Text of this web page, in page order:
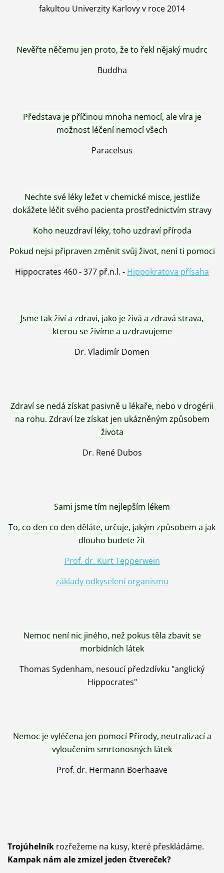
fakultou Univerzity Karlovy v roce 2014
Nevěřte něčemu jen proto, že to řekl nějaký mudrc
Buddha
Představa je příčinou mnoha nemocí, ale víra je
možnost léčení nemocí všech
Paracelsus
Nechte své léky ležet v chemické misce, jestliže
dokážete léčit svého pacienta prostřednictvím stravy
Koho neuzdraví léky, toho uzdraví příroda
Pokud nejsi připraven změnit svůj život, není ti pomoci
Hippocrates 460 - 377 př.n.l. - Hippokratova přísaha
Jsme tak živí a zdraví, jako je živá a zdravá strava,
kterou se živíme a uzdravujeme
Dr. Vladimír Domen
Zdraví se nedá získat pasivně u lékaře, nebo v drogérii
na rohu. Zdraví lze získat jen ukázněným způsobem
života
Dr. René Dubos
Sami jsme tím nejlepším lékem
To, co den co den děláte, určuje, jakým způsobem a jak
dlouho budete žít
Prof. dr. Kurt Tepperwein
základy odkyselení organismu
Nemoc není nic jiného, než pokus těla zbavit se
morbidních látek
Thomas Sydenham, nesoucí předzdívku "anglický
Hippocrates"
Nemoc je vyléčena jen pomocí Přírody, neutralizací a
vyloučením smrtonosných látek
Prof. dr. Hermann Boerhaave
Trojúhelníkrozřežeme na kusy, které přeskládáme.
Kampak nám ale zmizel jeden čtvereček?